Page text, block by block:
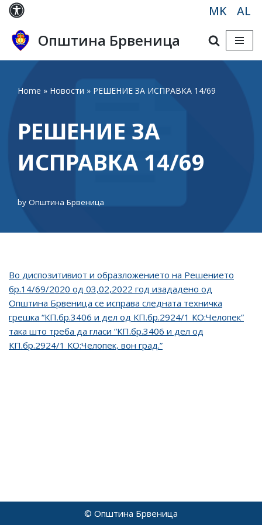
Skip
to
content
MK AL
Општина Брвеница
Home » Новости » РЕШЕНИЕ ЗА ИСПРАВКА 14/69
РЕШЕНИЕ ЗА
ИСПРАВКА 14/69
by Општина Брвеница
Во диспозитивиот и образложението на Решението
бр.14/69/2020 од 03,02,2022 год изададено од
Општина Брвеница се исправа следната техничка
грешка “КП.бр.3406 и дел од КП.бр.2924/1 КО:Челопек”
така што треба да гласи “КП.бр.3406 и дел од
КП.бр.2924/1 КО:Челопек, вон град.”
© Општина Брвеница